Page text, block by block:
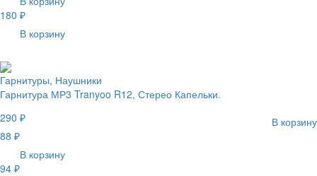
180 ₽
В корзину
Гарнитуры, Наушники
Гарнитура МР3 Tranyoo R12, Стерео Капельки.
290 ₽
В корзину
88 ₽
В корзину
94 ₽